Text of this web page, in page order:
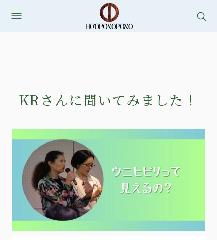
KRさんに聞いてみました！